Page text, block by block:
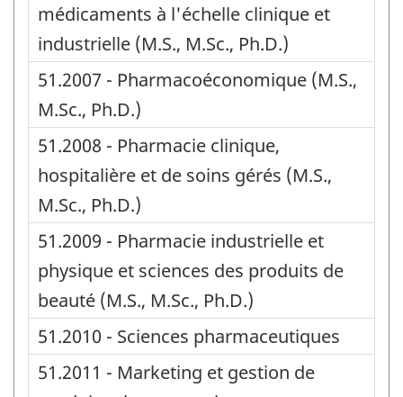
médicaments à l'échelle clinique et
industrielle (M.S., M.Sc., Ph.D.)
51.2007 - Pharmacoéconomique (M.S.,
M.Sc., Ph.D.)
51.2008 - Pharmacie clinique,
hospitalière et de soins gérés (M.S.,
M.Sc., Ph.D.)
51.2009 - Pharmacie industrielle et
physique et sciences des produits de
beauté (M.S., M.Sc., Ph.D.)
51.2010 - Sciences pharmaceutiques
51.2011 - Marketing et gestion de